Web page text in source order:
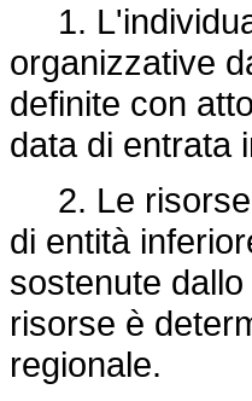
1.
organizzative
definite con
data di entrata
2. Le risorse
di entità
sostenute
risorse è
regionale.